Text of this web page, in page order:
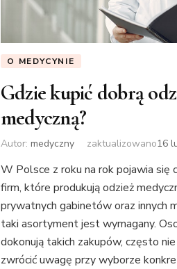
O MEDYCYNIE
Gdzie kupić dobrą
medyczną?
Autor: medyczny zaktualizowano16
W Polsce z roku na rok pojawia się
firm, które produkują odzież
prywatnych gabinetów oraz innych
taki asortyment jest wymagany.
dokonują takich zakupów, często
zwrócić uwagę przy wyborze